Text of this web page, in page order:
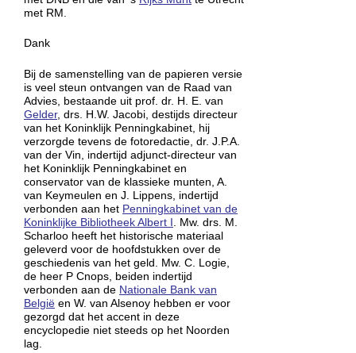
met RM.
Dank
Bij de samenstelling van de papieren versie
is veel steun ontvangen van de Raad van
Advies, bestaande uit prof. dr. H. E. van
Gelder, drs. H.W. Jacobi, destijds directeur
van het Koninklijk Penningkabinet, hij
verzorgde tevens de fotoredactie, dr. J.P.A.
van der Vin, indertijd adjunct-directeur van
het Koninklijk Penningkabinet en
conservator van de klassieke munten, A.
van Keymeulen en J. Lippens, indertijd
verbonden aan het Penningkabinet van de
Koninklijke Bibliotheek Albert I . Mw. drs. M.
Scharloo heeft het historische materiaal
geleverd voor de hoofdstukken over de
geschiedenis van het geld. Mw. C. Logie,
de heer P Cnops, beiden indertijd
verbonden aan de Nationale Bank van
België en W. van Alsenoy hebben er voor
gezorgd dat het accent in deze
encyclopedie niet steeds op het Noorden
lag.